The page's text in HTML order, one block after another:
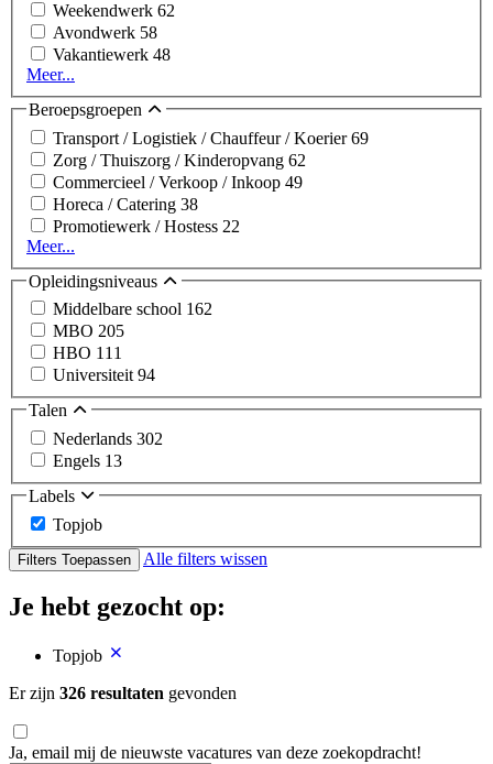
Weekendwerk 62
Avondwerk 58
Vakantiewerk 48
Meer...
Beroepsgroepen
Transport / Logistiek / Chauffeur / Koerier69
Zorg / Thuiszorg / Kinderopvang 62
Commercieel / Verkoop / Inkoop 49
Horeca / Catering 38
Promotiewerk / Hostess 22
Meer...
Opleidingsniveaus
Middelbare school 162
MBO 205
HBO 111
Universiteit 94
Talen
Nederlands 302
Engels 13
Labels
Topjob
Filters Toepassen Alle filters wissen
Je hebt gezocht op:
Topjob
Er zijn 326 resultaten gevonden
Ja, email mij de nieuwste vacatures van deze zoekopdracht!